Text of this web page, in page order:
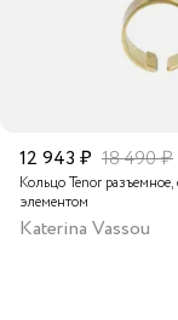
12 943 ₽ 18 490 ₽
Кольцо Tenor
элементом
Katerina Vassou